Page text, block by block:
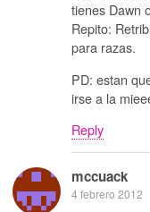
tienes Dawn
Repito:
para razas.
PD: estan
irse a la
Reply
mccuack
4 febrero 2012